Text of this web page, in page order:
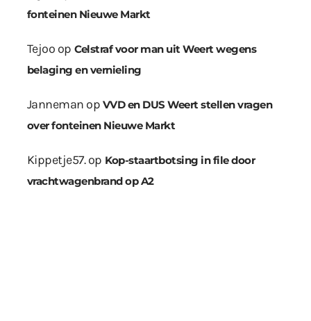
fonteinen Nieuwe Markt
Tejoo op Celstraf voor man uit Weert wegens
belaging en vernieling
Janneman op VVD en DUS Weert stellen vragen
over fonteinen Nieuwe Markt
Kippetje57.op Kop-staartbotsing in file door
vrachtwagenbrand op A2